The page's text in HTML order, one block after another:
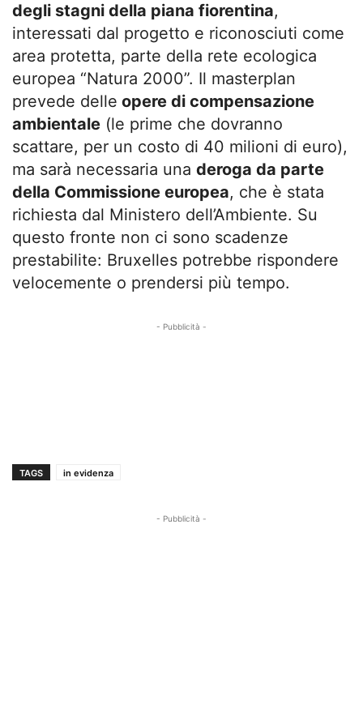
degli stagni della piana fiorentina,
interessati dal progetto e riconosciuti come
area protetta, parte della rete ecologica
europea “Natura 2000”. Il masterplan
prevede delle opere di compensazione
ambientale (le prime che dovranno
scattare, per un costo di 40 milioni di euro),
ma sarà necessaria una deroga da parte
della Commissione europea, che è stata
richiesta dal Ministero dell’Ambiente. Su
questo fronte non ci sono scadenze
prestabilite: Bruxelles potrebbe rispondere
velocemente o prendersi più tempo.
- Pubblicità -
TAGS in evidenza
- Pubblicità -